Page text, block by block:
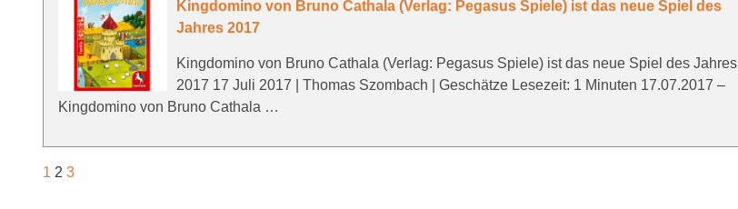
Kingdomino von Bruno Cathala (Verlag: Pegasus Spiele) ist das neue Spiel des
Jahres 2017
Kingdomino von Bruno Cathala (Verlag: Pegasus Spiele) ist das neue Spiel des Jahres
2017 17 Juli 2017 | Thomas Szombach | Geschätze Lesezeit: 1 Minuten 17.07.2017 –
Kingdomino von Bruno Cathala …
1 2 3